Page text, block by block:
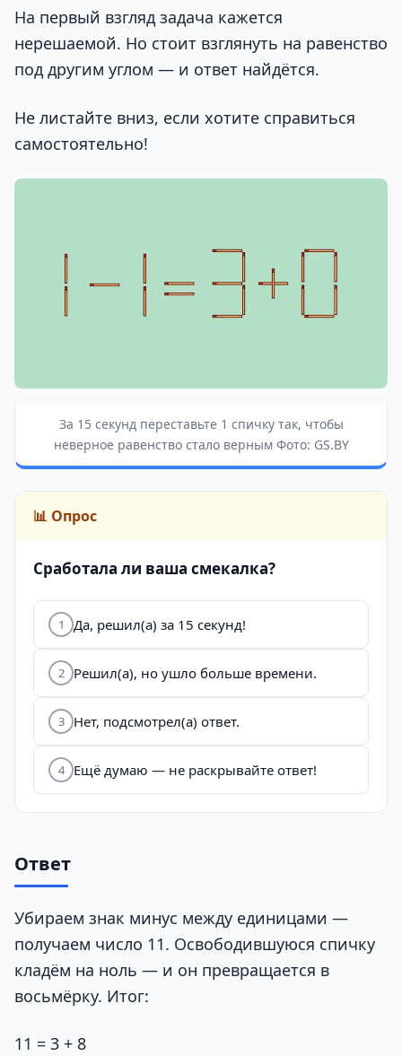
На первый взгляд задача кажется
нерешаемой. Но стоит взглянуть на равенство
под другим углом — и ответ найдётся.
Не листайте вниз, если хотите справиться
самостоятельно!
За 15 секунд переставьте 1 спичку так, чтобы
неверное равенство стало верным Фото: GS.BY
📊 Опрос
Сработала ли ваша смекалка?
1 Да, решил(а) за 15 секунд!
2 Решил(а), но ушло больше времени.
3 Нет, подсмотрел(а) ответ.
4 Ещё думаю — не раскрывайте ответ!
Ответ
Убираем знак минус между единицами —
получаем число 11. Освободившуюся спичку
кладём на ноль — и он превращается в
восьмёрку. Итог:
11 = 3 + 8